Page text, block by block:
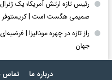
رئیس تازه ارتش آمریکا؛ یک
صمیمی هگست است | کریستوفر
راز تازه در چهره مونالیزا |
جهان
درباره ما تماس